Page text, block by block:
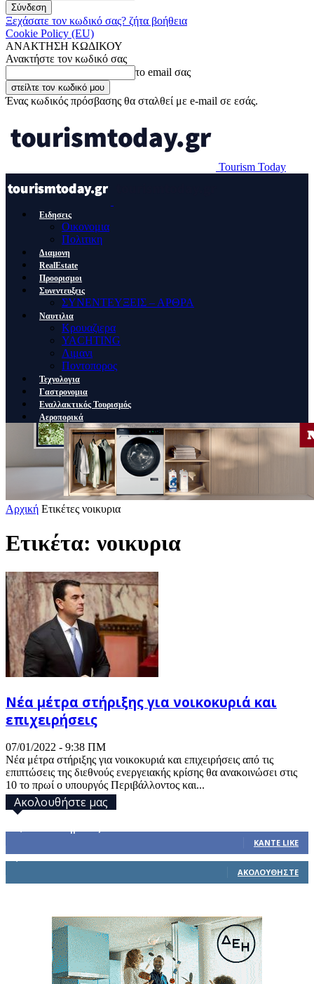
Ξεχάσατε τον κωδικό σας? ζήτα βοήθεια
Cookie Policy (EU)
ΑΝΑΚΤΗΣΗ ΚΩΔΙΚΟΥ
Ανακτήστε τον κωδικό σας
το email σας
Ένας κωδικός πρόσβασης θα σταλθεί με e-mail σε εσάς.
Tourism Today
Ειδησεις
Οικονομια
Πολιτικη
Διαμονη
RealEstate
Προορισμοι
Συνεντευξεις
ΣΥΝΕΝΤΕΥΞΕΙΣ – ΑΡΘΡΑ
Ναυτιλια
Κρουαζιερα
YACHTING
Λιμανι
Ποντοπορος
Τεχνολογια
Γαστρονομια
Εναλλακτικός Τουρισμός
Αεροπορικά
Αρχική Ετικέτες νοικυρια
Ετικέτα: νοικυρια
Νέα μέτρα στήριξης για νοικοκυριά και
επιχειρήσεις
07/01/2022 - 9:38 ΠΜ
Νέα μέτρα στήριξης για νοικοκυριά και επιχειρήσεις από τις
επιπτώσεις της διεθνούς ενεργειακής κρίσης θα ανακοινώσει στις
10 το πρωί ο υπουργός Περιβάλλοντος και...
Ακολουθήστε μας
ΚΆΝΤΕ LIKE
ΑΚΟΛΟΥΘΉΣΤΕ